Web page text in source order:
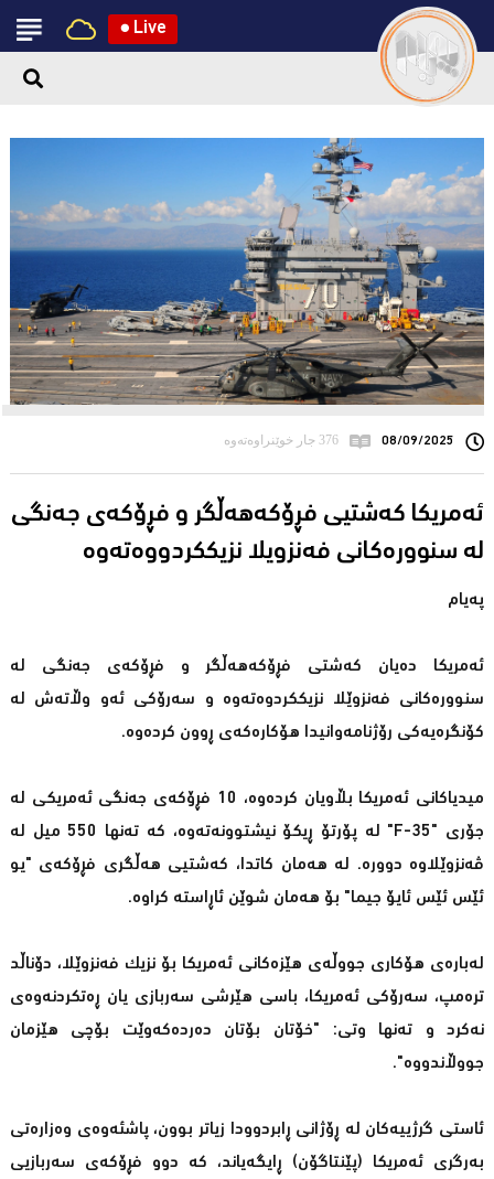
● Live
08/09/2025 376 جار خوێنراوەتەوە
ئەمریكا كەشتیی فڕۆكەهەڵگر و فڕۆكەی جەنگی
لە سنوورەكانی فەنزویلا نزیككردووەتەوە
پەیام
ئەمریكا دەیان كەشتی فڕۆكەهەڵگر و فڕۆكەی جەنگی لە
سنوورەكانی فەنزوێلا نزیككردوەتەوە و سەرۆكی ئەو وڵاتەش لە
كۆنگرەیەكی رۆژنامەوانیدا هۆكارەكەی ڕوون كردەوە.
میدیاكانی ئەمریكا بڵاویان كردەوە، 10 فڕۆكەی جەنگی ئەمریكی لە
جۆری "F-35" لە پۆرتۆ ڕیكۆ نیشتوونەتەوە، كە تەنها 550 میل لە
ڤەنزوێلاوە دوورە. لە هەمان كاتدا، كەشتیی هەڵگری فڕۆكەی "یو
ئێس ئێس ئایۆ جیما" بۆ هەمان شوێن ئاڕاستە كراوە.
لەبارەی هۆكاری جووڵەی هێزەكانی ئەمریكا بۆ نزیك فەنزوێلا، دۆناڵد
ترەمپ، سەرۆكی ئەمریكا، باسی هێرشی سەربازی یان ڕەتكردنەوەی
نەكرد و تەنها وتی: "خۆتان بۆتان دەردەكەوێت بۆچی هێزمان
جووڵاندووە".
ئاستی گرژییەكان لە ڕۆژانی ڕابردوودا زیاتر بوون، پاشئەوەی وەزارەتی
بەرگری ئەمریكا (پێنتاگۆن) ڕایگەیاند، كە دوو فڕۆكەی سەربازیی